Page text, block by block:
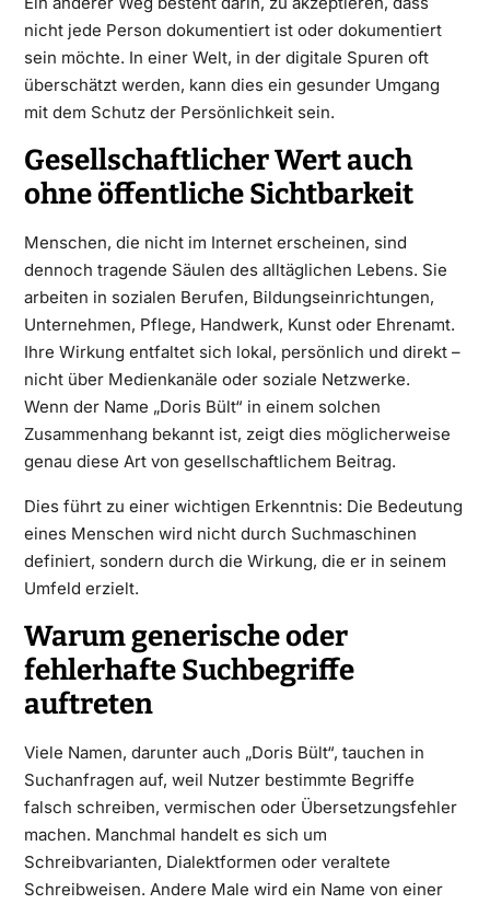
nicht jede Person dokumentiert ist oder dokumentiert
sein möchte. In einer Welt, in der digitale Spuren oft
überschätzt werden, kann dies ein gesunder Umgang
mit dem Schutz der Persönlichkeit sein.
Gesellschaftlicher Wert auch
ohne öffentliche Sichtbarkeit
Menschen, die nicht im Internet erscheinen, sind
dennoch tragende Säulen des alltäglichen Lebens. Sie
arbeiten in sozialen Berufen, Bildungseinrichtungen,
Unternehmen, Pflege, Handwerk, Kunst oder Ehrenamt.
Ihre Wirkung entfaltet sich lokal, persönlich und direkt –
nicht über Medienkanäle oder soziale Netzwerke.
Wenn der Name „Doris Bült“ in einem solchen
Zusammenhang bekannt ist, zeigt dies möglicherweise
genau diese Art von gesellschaftlichem Beitrag.
Dies führt zu einer wichtigen Erkenntnis: Die Bedeutung
eines Menschen wird nicht durch Suchmaschinen
definiert, sondern durch die Wirkung, die er in seinem
Umfeld erzielt.
Warum generische oder
fehlerhafte Suchbegriffe
auftreten
Viele Namen, darunter auch „Doris Bült“, tauchen in
Suchanfragen auf, weil Nutzer bestimmte Begriffe
falsch schreiben, vermischen oder Übersetzungsfehler
machen. Manchmal handelt es sich um
Schreibvarianten, Dialektformen oder veraltete
Schreibweisen. Andere Male wird ein Name von einer